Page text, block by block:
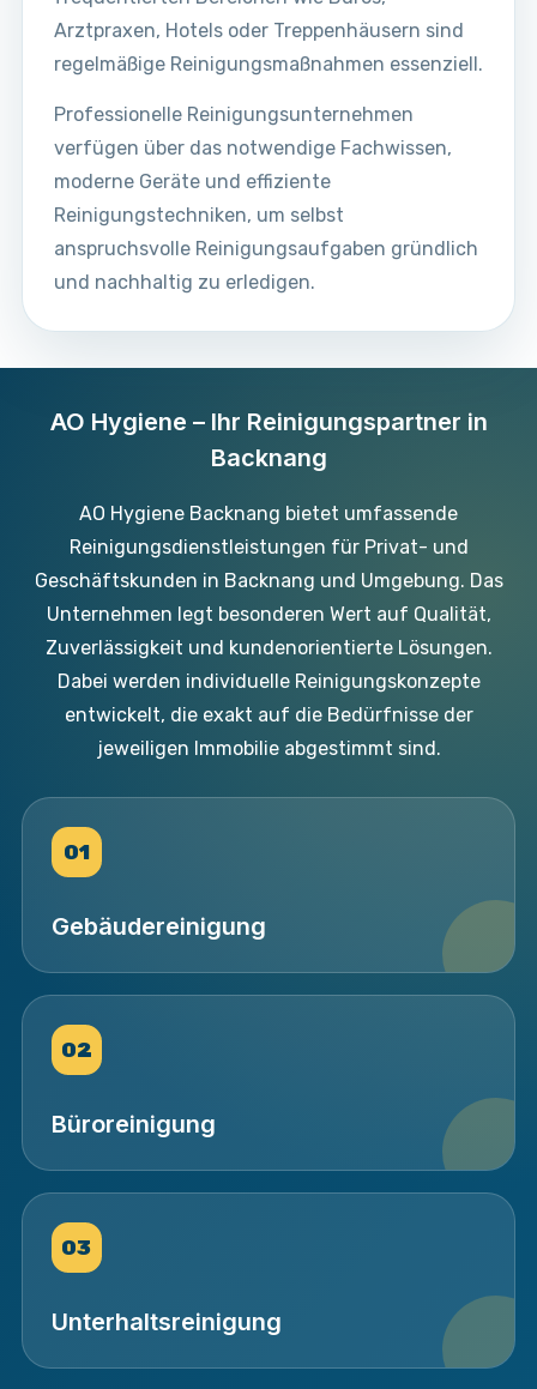
Arztpraxen, Hotels oder Treppenhäusern sind
regelmäßige Reinigungsmaßnahmen essenziell.
Professionelle Reinigungsunternehmen
verfügen über das notwendige Fachwissen,
moderne Geräte und effiziente
Reinigungstechniken, um selbst
anspruchsvolle Reinigungsaufgaben gründlich
und nachhaltig zu erledigen.
AO Hygiene – Ihr Reinigungspartner in
Backnang
AO Hygiene Backnang bietet umfassende
Reinigungsdienstleistungen für Privat- und
Geschäftskunden in Backnang und Umgebung. Das
Unternehmen legt besonderen Wert auf Qualität,
Zuverlässigkeit und kundenorientierte Lösungen.
Dabei werden individuelle Reinigungskonzepte
entwickelt, die exakt auf die Bedürfnisse der
jeweiligen Immobilie abgestimmt sind.
01
Gebäudereinigung
02
Büroreinigung
03
Unterhaltsreinigung